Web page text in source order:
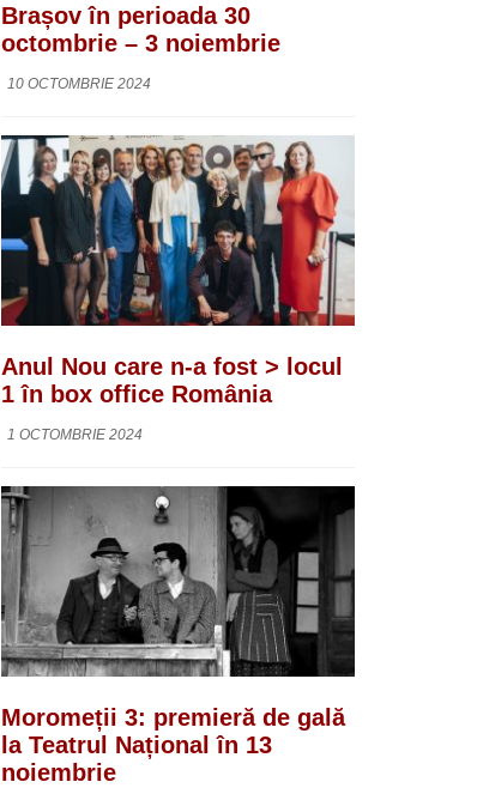
Brașov în perioada 30
octombrie – 3 noiembrie
10 OCTOMBRIE 2024
Anul Nou care n-a fost > locul
1 în box office România
1 OCTOMBRIE 2024
Moromeții 3: premieră de gală
la Teatrul Național în 13
noiembrie